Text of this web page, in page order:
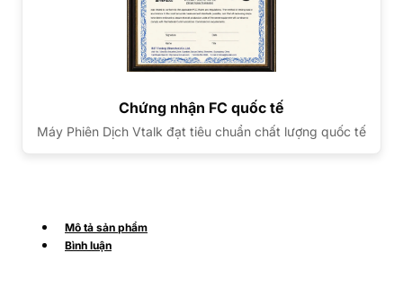
Chứng nhận FC quốc tế
Máy Phiên Dịch Vtalk đạt tiêu chuẩn chất lượng quốc tế
Mô tả sản phẩm
Bình luận